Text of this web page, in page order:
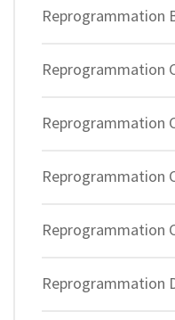
Reprogrammation
Reprogrammation
Reprogrammation
Reprogrammation
Reprogrammation
Reprogrammation